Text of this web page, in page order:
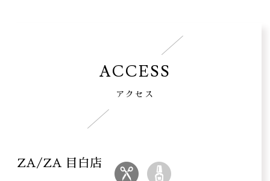
ACCESS
アクセス
ZA/ZA 目白店